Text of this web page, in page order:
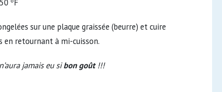
F
sur une plaque graissée (beurre) et cuire
retournant à mi-cuisson.
jamais eu sibon goût!!!